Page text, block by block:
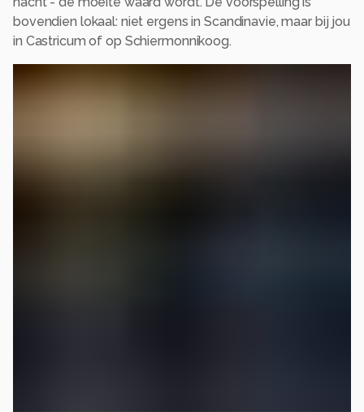
bovendien lokaal: niet ergens in Scandinavie, maar bij jou
in Castricum of op Schiermonnikoog.